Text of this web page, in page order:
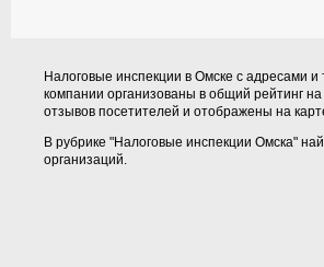
Налоговые инспекции в Омске с адресами
компании организованы в общий рейтинг
отзывов посетителей и отображены на
В рубрике "Налоговые инспекции Омска"
организаций.